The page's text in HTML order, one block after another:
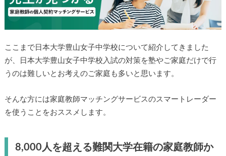
ここまで日本大学豊山女子中学校について紹介してきました
が、日本大学豊山女子中学校入試の対策を塾やご家庭だけで行
うのは難しいとお考えのご家庭も多いと思います。
そんな方には家庭教師マッチングサービスのスマートレーダー
を使うことをおススメします。
8,000人を超える難関大学在籍の家庭教師か